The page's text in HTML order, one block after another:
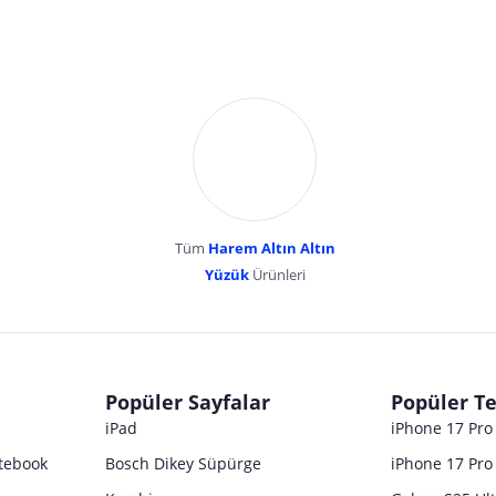
YENİBOSNA MERKEZ MAH LADİN SOK
Tüm Harem Altın Altın
YüzükÜrünleri
Popüler Sayfalar
iPad
Bosch Dikey Süpürge
Popüler
iPhone 17
iPhone 17 Pro